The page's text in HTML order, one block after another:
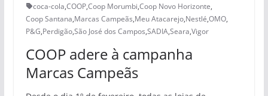
coca-cola,COOP,Coop Morumbi,Coop Novo Horizonte,
Coop Santana,Marcas Campeãs,Meu Atacarejo,Nestlé,OMO,
P&G,Perdigão,São José dos Campos,SADIA,Seara,Vigor
COOP adere à campanha
Marcas Campeãs